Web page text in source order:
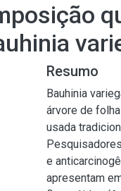
Resumo
Bauhinia
árvore de
usada
e
apresentam